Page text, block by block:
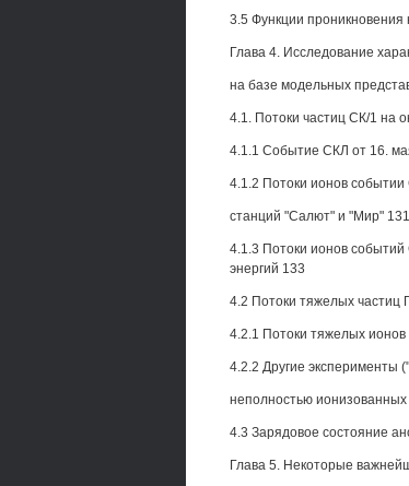
3.5 Функции
Глава 4. Исследование
на базе модельных
4.1. Потоки частиц СК/1 на
4.1.1 Событие СКЛ от 16.
4.1.2 Потоки ионов
станций "Салют" и "Мир" 131
4.1.3 Потоки ионов
энергий 133
4.2 Потоки тяжелых частиц
4.2.1 Потоки тяжелых
4.2.2 Другие эксперименты
неполностью
4.3 Зарядовое состояние
Глава 5. Некоторые